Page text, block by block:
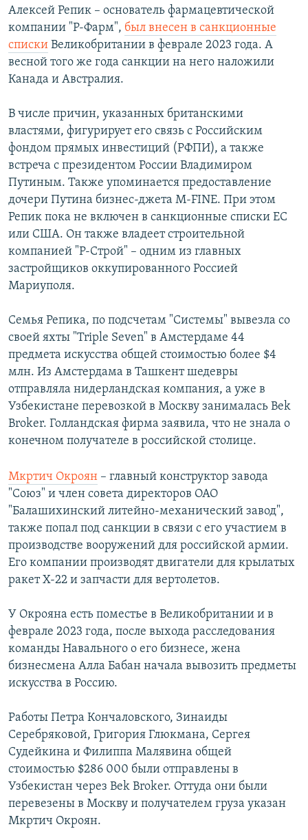
Алексей Репик – основатель фармацевтической
компании "Р-Фарм", был внесен в санкционные
списки Великобритании в феврале 2023 года. А
весной того же года санкции на него наложили
Канада и Австралия.
В числе причин, указанных британскими
властями, фигурирует его связь с Российским
фондом прямых инвестиций (РФПИ), а также
встреча с президентом России Владимиром
Путиным. Также упоминается предоставление
дочери Путина бизнес-джета M-FINE. При этом
Репик пока не включен в санкционные списки ЕС
или США. Он также владеет строительной
компанией "Р-Строй" – одним из главных
застройщиков оккупированного Россией
Мариуполя.
Семья Репика, по подсчетам "Системы" вывезла со
своей яхты "Triple Seven" в Амстердаме 44
предмета искусства общей стоимостью более $4
млн. Из Амстердама в Ташкент шедевры
отправляла нидерландская компания, а уже в
Узбекистане перевозкой в Москву занималась Bek
Broker. Голландская фирма заявила, что не знала о
конечном получателе в российской столице.
Мкртич Окроян – главный конструктор завода
"Союз" и член совета директоров ОАО
"Балашихинский литейно-механический завод",
также попал под санкции в связи с его участием в
производстве вооружений для российской армии.
Его компании производят двигатели для крылатых
ракет Х-22 и запчасти для вертолетов.
У Окрояна есть поместье в Великобритании и в
феврале 2023 года, после выхода расследования
команды Навального о его бизнесе, жена
бизнесмена Алла Бабан начала вывозить предметы
искусства в Россию.
Работы Петра Кончаловского, Зинаиды
Серебряковой, Григория Глюкмана, Сергея
Судейкина и Филиппа Малявина общей
стоимостью $286 000 были отправлены в
Узбекистан через Bek Broker. Оттуда они были
перевезены в Москву и получателем груза указан
Мкртич Окроян.